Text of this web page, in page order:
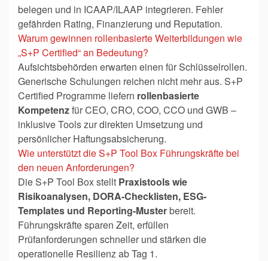
belegen und in ICAAP/ILAAP integrieren. Fehler
gefährden Rating, Finanzierung und Reputation.
Warum gewinnen rollenbasierte Weiterbildungen wie
„S+P Certified“ an Bedeutung?
Aufsichtsbehörden erwarten einen für Schlüsselrollen.
Generische Schulungen reichen nicht mehr aus. S+P
Certified Programme liefern rollenbasierte
Kompetenzfür CEO, CRO, COO, CCO und GWB –
inklusive Tools zur direkten Umsetzung und
persönlicher Haftungsabsicherung.
Wie unterstützt die S+P Tool Box Führungskräfte bei
den neuen Anforderungen?
Die S+P Tool Box stellt Praxistools wie
Risikoanalysen, DORA-Checklisten, ESG-
Templates und Reporting-Musterbereit.
Führungskräfte sparen Zeit, erfüllen
Prüfanforderungen schneller und stärken die
operationelle Resilienz ab Tag 1.